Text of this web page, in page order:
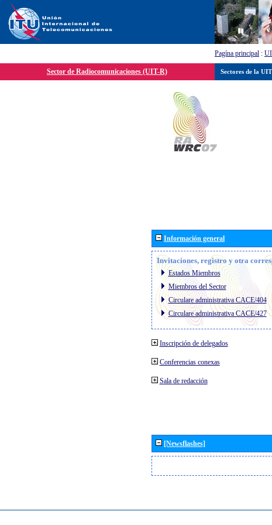
Pagína principal :
Sector de Radiocomunicaciones (UIT-R)
Información general
Invitaciones, registro y otra
Estados Miembros
Miembros del Sector
Circulare administrativa CACE/404
Circulare administrativa CACE/427
Inscripción de delegados
Conferencias conexas
Sala de redacción
[Newsflashes]
Sectores de la UIT